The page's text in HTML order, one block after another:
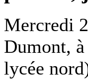
Mercredi
Dumont,
lycée